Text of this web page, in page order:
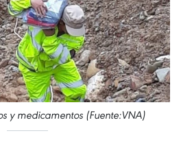
y medicamentos (Fuente:VNA)